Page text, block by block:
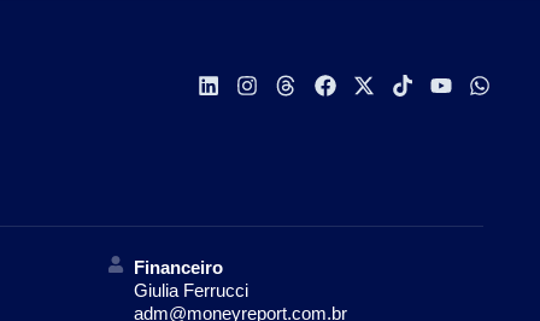
Financeiro
Giulia Ferrucci
adm@moneyreport.com.br